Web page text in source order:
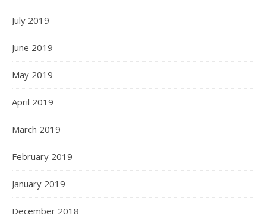
July 2019
June 2019
May 2019
April 2019
March 2019
February 2019
January 2019
December 2018